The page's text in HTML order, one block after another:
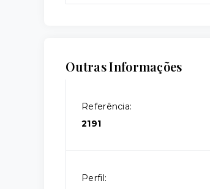
Outras Informações
Referência:
2191
Perfil: